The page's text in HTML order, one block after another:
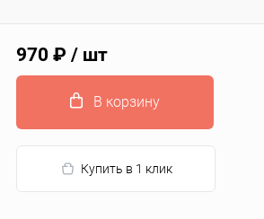
970 ₽ / шт
В корзину
Купить в 1 клик